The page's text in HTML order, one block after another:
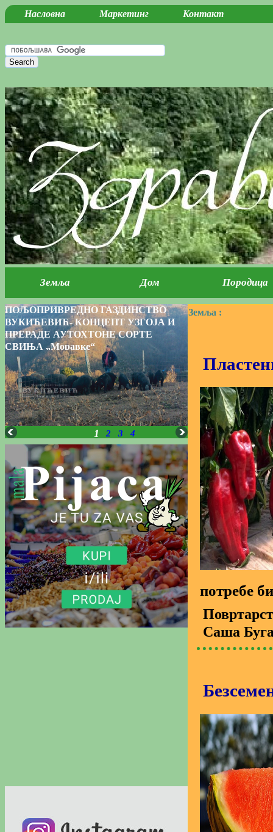
Насловна Маркетинг Контакт
ПОЉОПРИВРЕДНО ГАЗДИНСТВО
ВУКИЋЕВИЋ- КОНЦЕПТ УЗГОЈА И
ПРЕРАДЕ АУТОХТОНЕ СОРТЕ
СВИЊА „Моравке“
1 2 3 4
Земља :
потребе
Саша
Земља Дом Породица